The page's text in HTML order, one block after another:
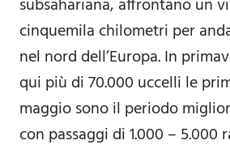
subsahariana, affrontano un
cinquemila chilometri per
nel nord dell’Europa. In
qui più di 70.000 uccelli le
maggio sono il periodo
con passaggi di 1.000 – 5.000